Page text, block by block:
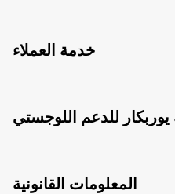
خدمة العملاء
للدعم اللوجستي
المعلومات القانونية